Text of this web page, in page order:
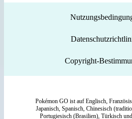
Copyright-
Pokémon GO ist auf Englisch,
Japanisch, Spanisch, Chinesisch
Portugiesisch (Brasilien), Türkisch